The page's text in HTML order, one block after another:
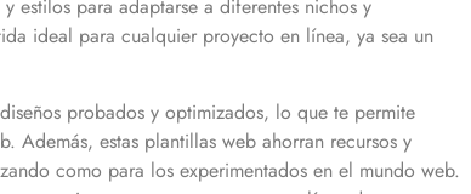
estilos para adaptarse a diferentes nichos y
ideal para cualquier proyecto en línea, ya sea un
probados y optimizados, lo que te permite
Además, estas plantillas web ahorran recursos y
como para los experimentados en el mundo web.